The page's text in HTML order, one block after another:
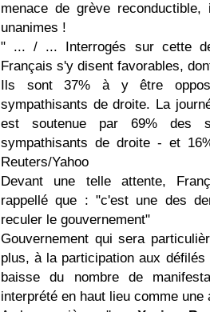
menace de grève
unanimes !
" ... / ... Interrogés sur cette
Français s'y disent favorables,
Ils sont 37% à y être
sympathisants de droite. La
est soutenue par 69% des
sympathisants de droite - et
Reuters/Yahoo
Devant une telle attente,
rappellé que : "c'est une des
reculer le gouvernement"
Gouvernement qui sera
plus, à la participation aux
baisse du nombre de
interprété en haut lieu comme une